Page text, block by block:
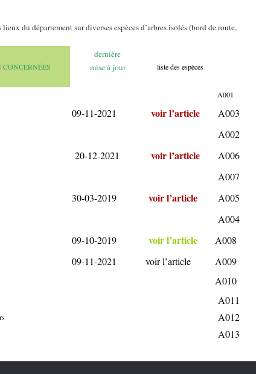
du département sur diverses espèces d’arbres isolés (bord de route,
CONCERNÉES
dernière
mise à jour
liste des espèces
A001
09-11-2021 voir l’article
A003
A002
20-12-2021 voir l’article
A006
A007
30-03-2019 voir l’article
A005
A004
09-10-2019 voir l’article
A008
09-11-2021 voir l’article
A009
A010
A011
A012
A013